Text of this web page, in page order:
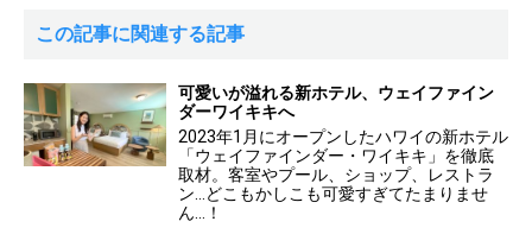
この記事に関連する記事
可愛いが溢れる新ホテル、ウェイファイン
ダーワイキキへ
2023年1月にオープンしたハワイの新ホテル
「ウェイファインダー・ワイキキ」を徹底
取材。客室やプール、ショップ、レストラ
ン…どこもかしこも可愛すぎてたまりませ
ん…！